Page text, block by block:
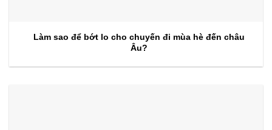
Làm sao để bớt lo cho chuyến đi mùa hè đến châu
Âu?